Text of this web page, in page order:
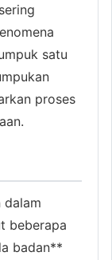
satu
proses
dalam
beberapa
badan**